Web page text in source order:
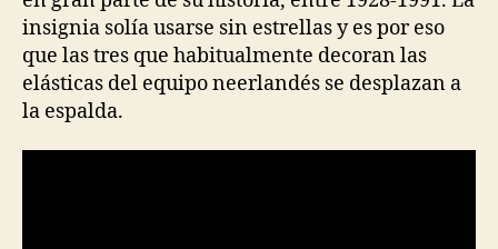
insignia solía usarse sin estrellas y es por eso
que las tres que habitualmente decoran las
elásticas del equipo neerlandés se desplazan a
la espalda.